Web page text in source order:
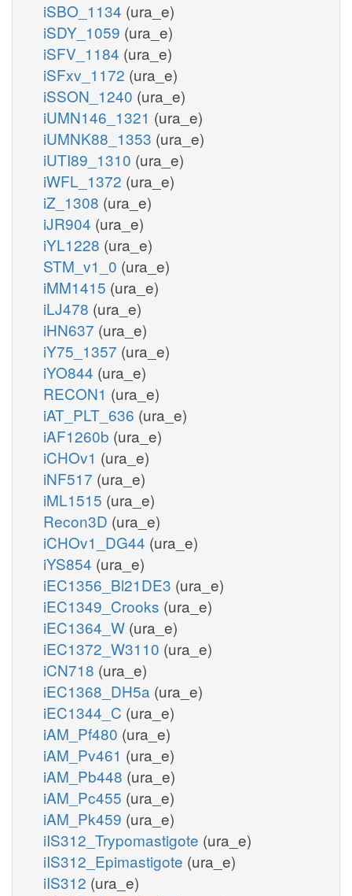
iSBO_1134 (ura_e)
iSDY_1059 (ura_e)
iSFV_1184 (ura_e)
iSFxv_1172 (ura_e)
iSSON_1240 (ura_e)
iUMN146_1321 (ura_e)
iUMNK88_1353 (ura_e)
iUTI89_1310 (ura_e)
iWFL_1372 (ura_e)
iZ_1308 (ura_e)
iJR904 (ura_e)
iYL1228 (ura_e)
STM_v1_0 (ura_e)
iMM1415 (ura_e)
iLJ478 (ura_e)
iHN637 (ura_e)
iY75_1357 (ura_e)
iYO844 (ura_e)
RECON1 (ura_e)
iAT_PLT_636 (ura_e)
iAF1260b (ura_e)
iCHOv1 (ura_e)
iNF517 (ura_e)
iML1515 (ura_e)
Recon3D (ura_e)
iCHOv1_DG44 (ura_e)
iYS854 (ura_e)
iEC1356_Bl21DE3 (ura_e)
iEC1349_Crooks (ura_e)
iEC1364_W (ura_e)
iEC1372_W3110 (ura_e)
iCN718 (ura_e)
iEC1368_DH5a (ura_e)
iEC1344_C (ura_e)
iAM_Pf480 (ura_e)
iAM_Pv461 (ura_e)
iAM_Pb448 (ura_e)
iAM_Pc455 (ura_e)
iAM_Pk459 (ura_e)
iIS312_Trypomastigote (ura_e)
iIS312_Epimastigote (ura_e)
iIS312 (ura_e)